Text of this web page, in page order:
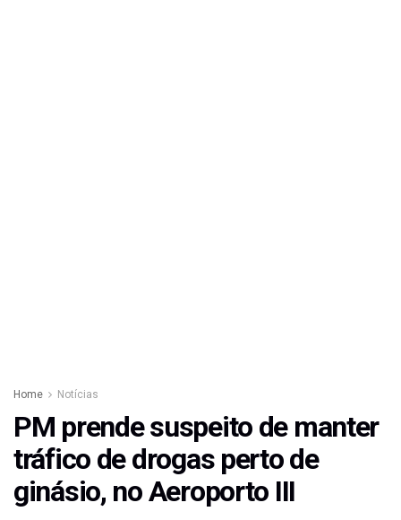
Home Notícias
PM prende suspeito de manter
tráfico de drogas perto de
ginásio, no Aeroporto III